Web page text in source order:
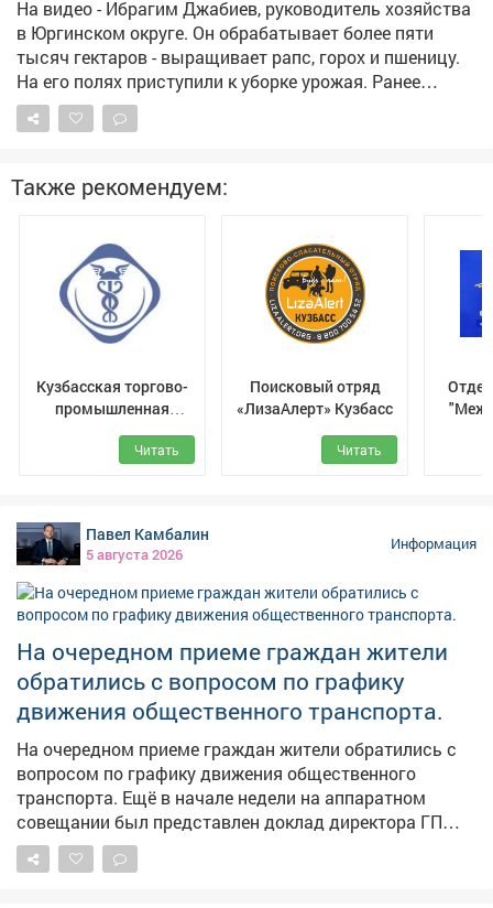
взыскали 315 тысяч рублей по алиментам.
Прокуратура продолжит следить за тем, как
контролируется последующая выплата алиментов.
На видео - Ибрагим Джабиев, руководитель хозяйства
в Юргинском округе. Он обрабатывает более пяти
тысяч гектаров - выращивает рапс, горох и пшеницу.
На его полях приступили к уборке урожая. Ранее
обращался к федеральному центру с просьбой
выделить региону дополнительные объемы солярки
поддержали, первые девять тысяч тонн горючего
прибыли в регион и распределяются кузбасским
Также рекомендуем:
Кузбасская торгово-
промышленная
палата
Читать
Поисковый отряд
«ЛизаАлерт» Кузбасс
Читать
Павел Камбалин
5 августа 2026
Информация
На очередном приеме граждан жители
обратились с вопросом по графику
движения общественного транспорта.
На очередном приеме граждан жители обратились с
вопросом по графику движения общественного
транспорта. Ещё в начале недели на аппаратном
совещании был представлен доклад директора ГП
АТП о работе предприятия. Было поручено учесть
пожелания жителей, хотя понимаю, что всем не